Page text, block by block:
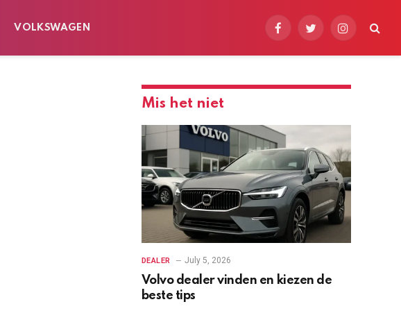
VOLKSWAGEN
FacebookTwitterInstagram
Mis het niet
DEALER July 5, 2026
Volvo dealer vinden en kiezen de
beste tips